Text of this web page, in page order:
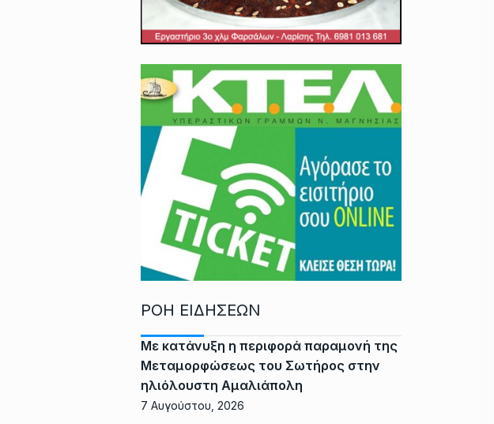
ΡΟΗ ΕΙΔΗΣΕΩΝ
Με κατάνυξη η περιφορά παραμονή της
Μεταμορφώσεως του Σωτήρος στην
ηλιόλουστη Αμαλιάπολη
7 Αυγούστου, 2026